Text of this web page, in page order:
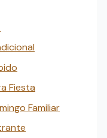
Fiesta
Familiar